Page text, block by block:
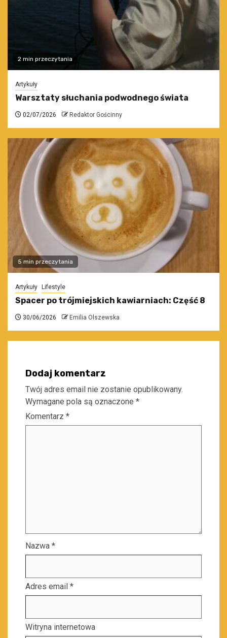
2 min przeczytania
Artykuły
Warsztaty słuchania podwodnego świata
02/07/2026 Redaktor Gościnny
5 min przeczytania
Artykuły Lifestyle
Spacer po trójmiejskich kawiarniach: Część 8
30/06/2026 Emilia Olszewska
Dodaj komentarz
Twój adres email nie zostanie opublikowany.
Wymagane pola są oznaczone *
Komentarz *
Nazwa *
Adres email *
Witryna internetowa